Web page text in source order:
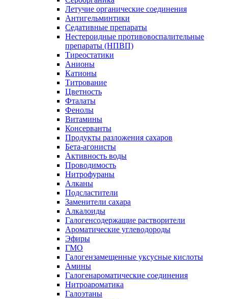
Летучие органические соединения
Антигельминтики
Седативные препараты
Нестероидные противовоспалительные
препараты (НПВП)
Тиреостатики
Анионы
Катионы
Титрование
Цветность
Фталаты
Фенолы
Витамины
Консерванты
Продукты разложения сахаров
Бета-агонисты
Активность воды
Проводимость
Нитрофураны
Алканы
Подсластители
Заменители сахара
Алкалоиды
Галогенсодержащие растворители
Ароматические углеводороды
Эфиры
ГМО
Галогензамещенные уксусные кислоты
Амины
Галогенароматические соединения
Нитроароматика
Галоэтаны